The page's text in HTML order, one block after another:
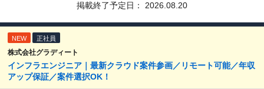
掲載終了予定日： 2026.08.20
NEW 正社員
株式会社グラディート
インフラエンジニア｜最新クラウド案件参画／リモート可能／年収
アップ保証／案件選択OK！